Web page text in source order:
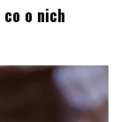
o nich